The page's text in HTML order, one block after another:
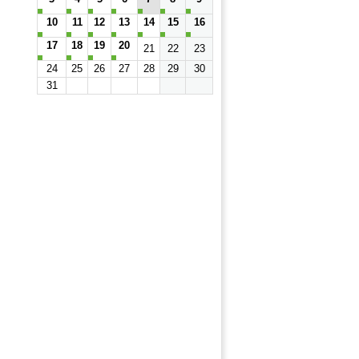
10
11 12 13 14 15
16
17
18 19 20 21 22
23
24
25 26 27 28 29
30
31